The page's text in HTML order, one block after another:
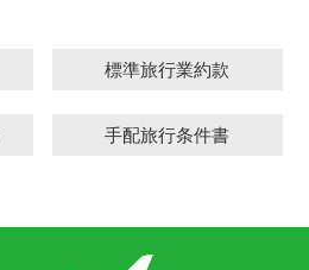
標準旅行業約款
手配旅行条件書